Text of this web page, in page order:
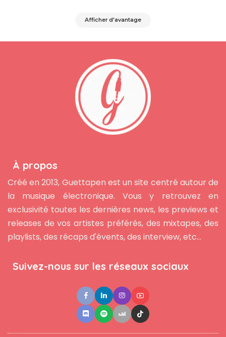
Afficher d'avantage
À propos
Créé en 2013, Guettapen est un site centré autour de
la musique électronique. Vous y retrouvez en
exclusivité toutes les dernières news, les previews et
releases de vos artistes préférés, des mixtapes, des
playlists, des récaps d'évents, des interview, etc...
Suivez-nous sur les réseaux sociaux